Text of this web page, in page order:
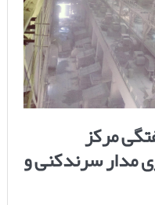
مرکز
مدار سرندکنی و